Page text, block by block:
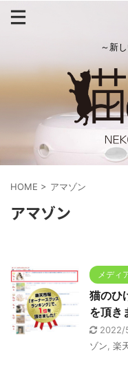
～新
HOME > アマゾン
アマゾン
メディ
猫のひ
を頂き
2022/
ゾン 楽